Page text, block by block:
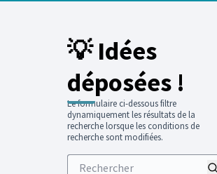
💡 Idées
déposées !
Le formulaire ci-dessous filtre
dynamiquement les résultats de la
recherche lorsque les conditions de
recherche sont modifiées.